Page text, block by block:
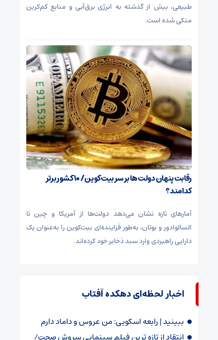
طبیعی، بیش از گذشته به انرژی برق‌آبی و منابع کم‌کربن
متکی شده است.
رقابت پنهان دولت‌ها بر سر بیت‌کوین/ ۱۰ کشور برتر
کدامند؟
آمارهای تازه نشان می‌دهد دولت‌ها از آمریکا و چین تا
السالوادور و بوتان، به‌طور فزاینده‌ای بیت‌کوین را به‌عنوان یک
دارایی راهبردی وارد سبد ذخایر خود کرده‌اند.
اخبار لحظه‌ای دهکده آفتاب
ببینید | رابعه اسکویی: من عروس و داماد دارم
انتقاد از تازه ترین فبلم سینمایی سروش صحت/